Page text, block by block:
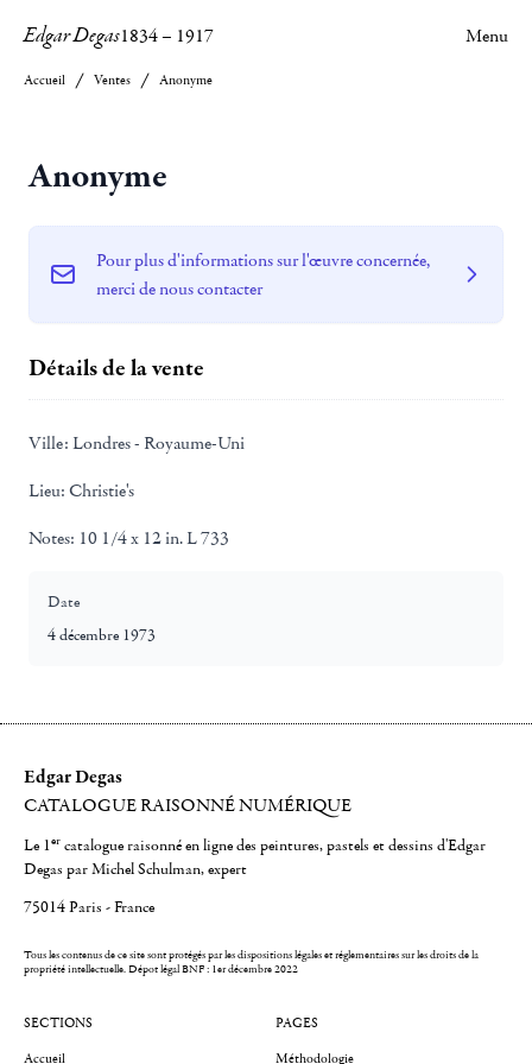
Edgar Degas1834– 1917 Menu
Accueil Ventes Anonyme
Anonyme
Pour plus d'informations sur l'œuvre concernée,
merci de nous contacter
Détails de la vente
Ville: Londres - Royaume-Uni
Lieu: Christie's
Notes: 10 1/4 x 12 in. L 733
Date
4 décembre 1973
Edgar Degas
CATALOGUE RAISONNÉ NUMÉRIQUE
Le 1er catalogue raisonné en ligne des peintures, pastels et dessins d'Edgar
Degas par Michel Schulman, expert
75014 Paris - France
Tous les contenus de ce site sont protégés par les dispositions légales et réglementaires sur les droits de la
propriété intellectuelle.Dépot légal BNF : 1er décembre 2022
SECTIONS
Accueil
PAGES
Méthodologie